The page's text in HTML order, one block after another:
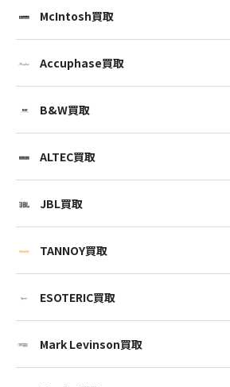
McIntosh買取
Accuphase買取
B&W買取
ALTEC買取
JBL買取
TANNOY買取
ESOTERIC買取
Mark Levinson買取